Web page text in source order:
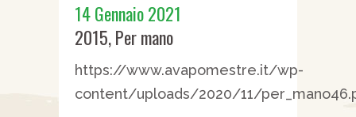
14 Gennaio 2021
2015,Per mano
https://www.avapomestre.it/wp-
content/uploads/2020/11/